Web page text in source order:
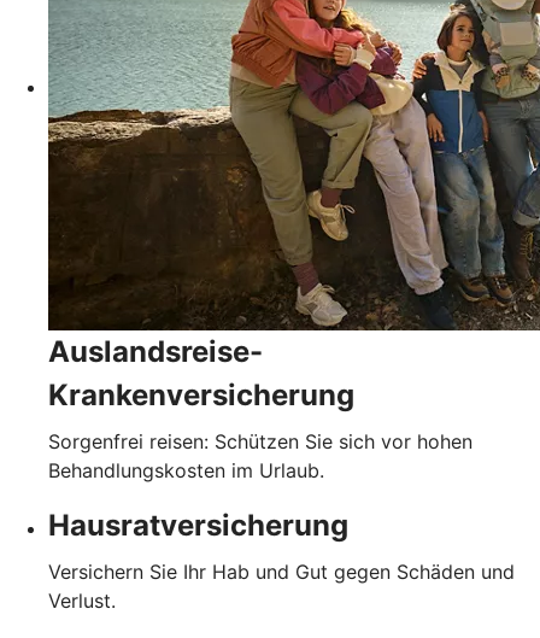
Auslandsreise-
Krankenversicherung
Sorgenfrei reisen: Schützen Sie sich vor hohen
Behandlungskosten im Urlaub.
Hausratversicherung
Versichern Sie Ihr Hab und Gut gegen Schäden und
Verlust.